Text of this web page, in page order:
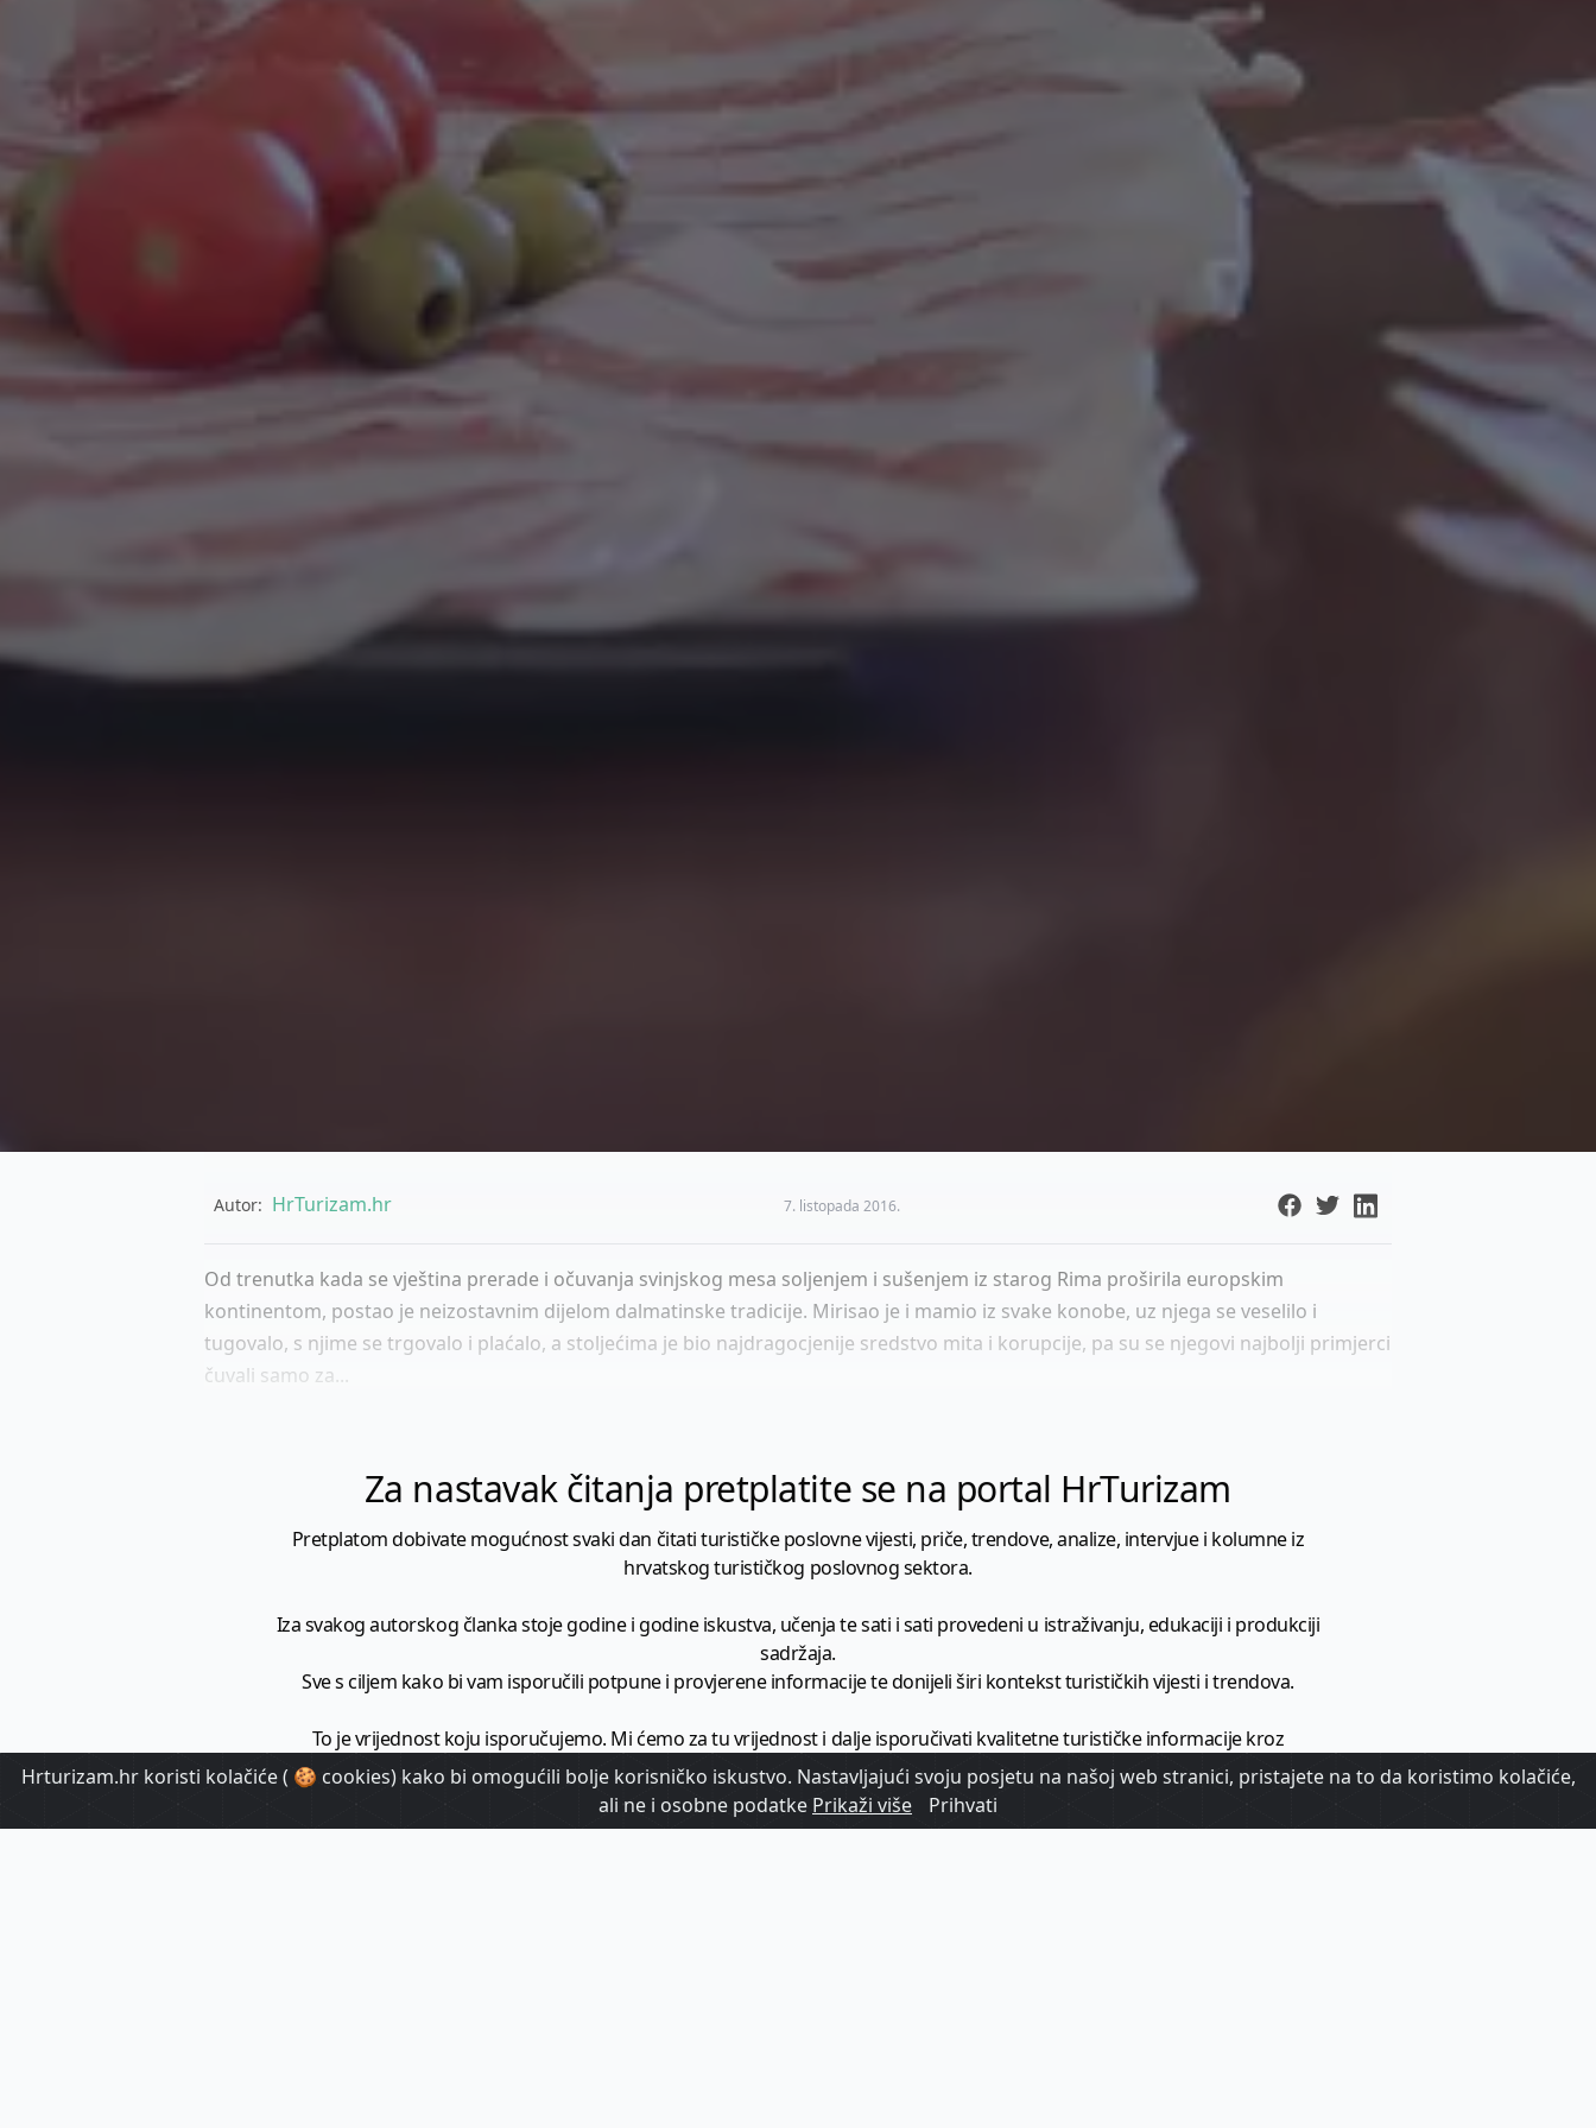
Autor: HrTurizam.hr 7. listopada 2016.
Od trenutka kada se vještina prerade i očuvanja svinjskog mesa soljenjem i sušenjem iz starog Rima proširila europskim
kontinentom, postao je neizostavnim dijelom dalmatinske tradicije. Mirisao je i mamio iz svake konobe, uz njega se veselilo i
tugovalo, s njime se trgovalo i plaćalo, a stoljećima je bio najdragocjenije sredstvo mita i korupcije, pa su se njegovi najbolji primjerci
čuvali samo za...
Za nastavak čitanja pretplatite se na portal HrTurizam
Pretplatom dobivate mogućnost svaki dan čitati turističke poslovne vijesti, priče, trendove, analize, intervjue i kolumne iz
hrvatskog turističkog poslovnog sektora.
Iza svakog autorskog članka stoje godine i godine iskustva, učenja te sati i sati provedeni u istraživanju, edukaciji i produkciji
sadržaja.
Sve s ciljem kako bi vam isporučili potpune i provjerene informacije te donijeli širi kontekst turističkih vijesti i trendova.
To je vrijednost koju isporučujemo. Mi ćemo za tu vrijednost i dalje isporučivati kvalitetne turističke informacije kroz
minimalno1728 članaka godišnje
HrTurizam - vaš izvor informacija iz poslovnog svijeta hrvatskog turizma.
Hrturizam.hr koristi kolačiće ( 🍪 cookies) kako bi omogućili bolje korisničko iskustvo. Nastavljajući svoju posjetu na našoj web stranici, pristajete na to da koristimo kolačiće,
ali ne i osobne podatke Prikaži više Prihvati